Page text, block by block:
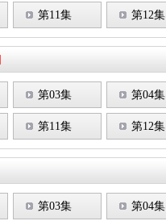
第11集 第12集
第03集 第04集
第11集 第12集
第03集 第04集